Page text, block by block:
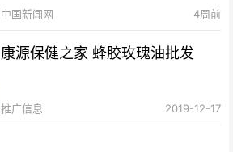
中国新闻网 4周前
康源保健之家 蜂胶玫瑰油批发
推广信息 2019-12-17